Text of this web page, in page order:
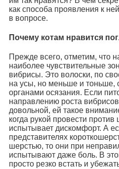
как способа проявления к
в вопросе.
Почему котам нравится
Прежде всего, отметим, что
наиболее чувствительные
вибрисы. Это волоски, по
на усы, но меньше и тоньше,
органами осязания. Если
направлению роста
довольной, ей такое
когда рукой провести
испытывает дискомфорт. А
представителях
шерстью, то они при
испытывают даже боль. В
просто резко встать и